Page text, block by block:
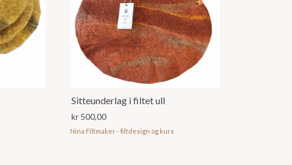
Sitteunderlag i filtet ull
kr 500,00
Nina Filtmaker - filtdesign og kurs